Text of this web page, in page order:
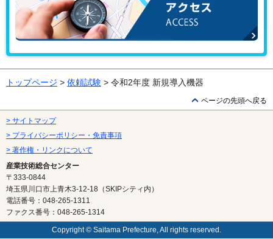
トップページ > 依頼試験 > 令和2年度 新規導入機器
ページの先頭へ戻る
> サイトマップ
> プライバシーポリシー・免責事項
> 著作権・リンクについて
産業技術総合センター
〒333-0844
埼玉県川口市上青木3-12-18（SKIPシティ内）
電話番号：048-265-1311
ファクス番号：048-265-1314
Copyright © Saitama Prefecture, All rights reserved.